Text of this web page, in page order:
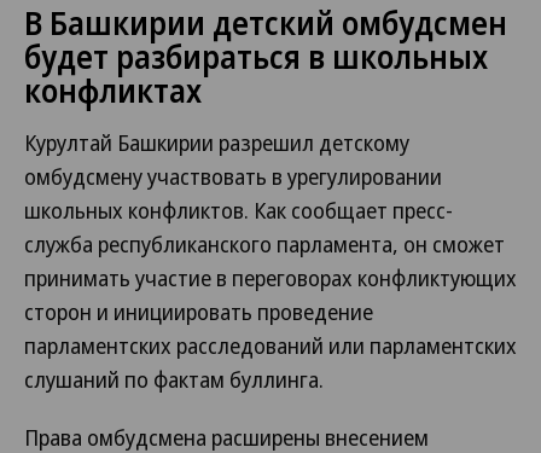
В Башкирии детский омбудсмен
будет разбираться в школьных
конфликтах
Курултай Башкирии разрешил детскому
омбудсмену участвовать в урегулировании
школьных конфликтов. Как сообщает пресс-
служба республиканского парламента, он сможет
принимать участие в переговорах конфликтующих
сторон и инициировать проведение
парламентских расследований или парламентских
слушаний по фактам буллинга.
Права омбудсмена расширены внесением